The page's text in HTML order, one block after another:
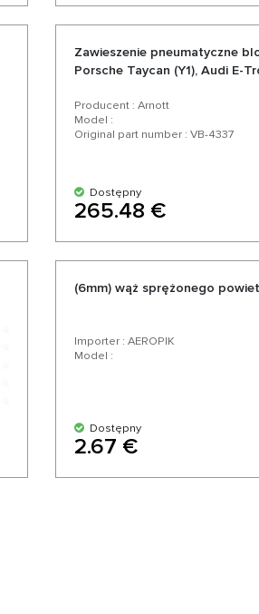
Zawieszenie pneumatyczne
Porsche Taycan (Y1), Audi E-
Producent : Arnott
Model :
Original part number : VB-4337
Dostępny
265.48 €
(6mm) wąż sprężonego
Importer : AEROPIK
Model :
Dostępny
2.67 €